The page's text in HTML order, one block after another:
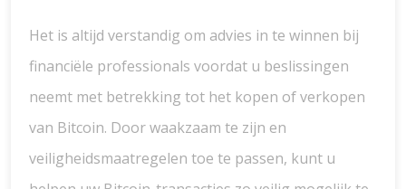
Het is altijd verstandig om advies in te winnen bij
financiële professionals voordat u beslissingen
neemt met betrekking tot het kopen of verkopen
van Bitcoin. Door waakzaam te zijn en
veiligheidsmaatregelen toe te passen, kunt u